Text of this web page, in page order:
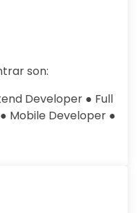
son:
Developer ● Full
Mobile Developer ●